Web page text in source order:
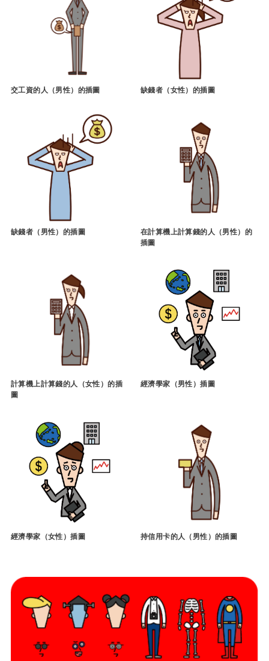
交工資的人（男性）的插圖 缺錢者（女性）的插圖
缺錢者（男性）的插圖
在計算機上計算錢的人（男性）的
插圖
計算機上計算錢的人（女性）的插
圖
經濟學家（男性）插圖
經濟學家（女性）插圖 持信用卡的人（男性）的插圖